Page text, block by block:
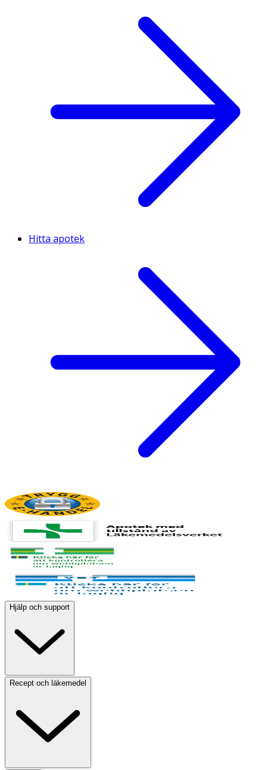
Hitta apotek
Hjälp och support
Recept och läkemedel